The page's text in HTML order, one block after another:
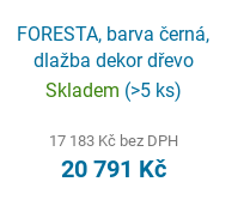
FORESTA, barva černá,
dlažba dekor dřevo
Skladem (>5 ks)
17 183 Kč bez DPH
20 791 Kč